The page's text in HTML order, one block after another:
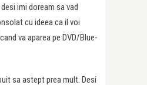
imi doream sa vad
cu ideea ca il voi
va aparea pe DVD/Blue-
sa astept prea mult. Desi